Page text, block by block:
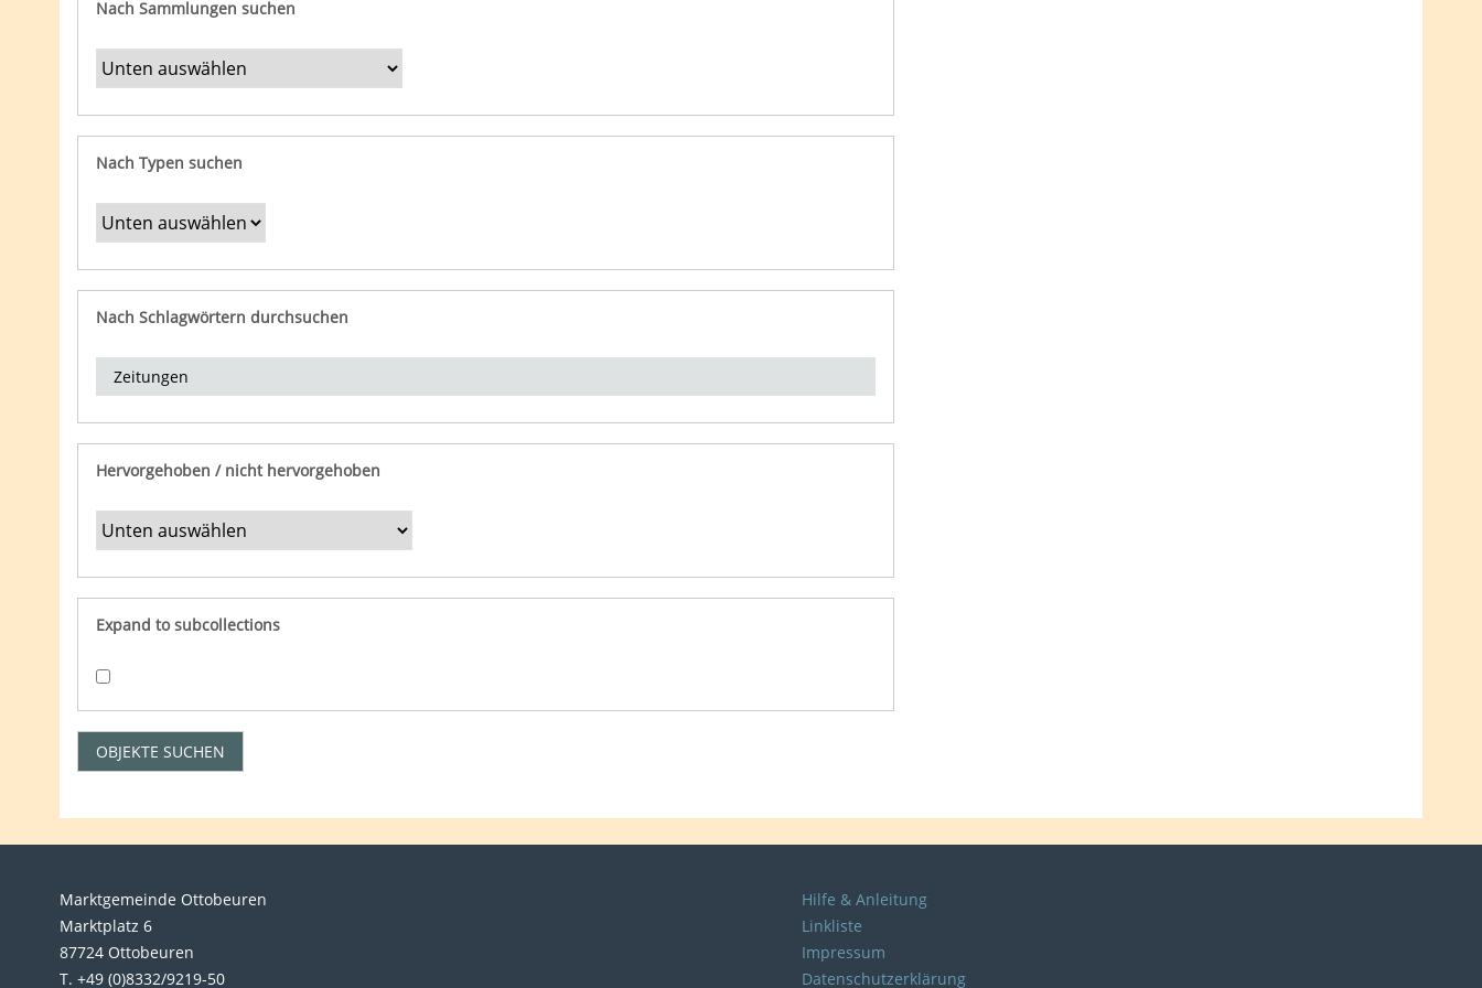
Nach Sammlungen suchen
Nach Typen suchen
Nach Schlagwörtern durchsuchen
Hervorgehoben / nicht hervorgehoben
Expand to subcollections
Marktgemeinde Ottobeuren
Marktplatz 6
87724 Ottobeuren
T. +49 (0)8332/9219-50
Hilfe & Anleitung
Linkliste
Impressum
Datenschutzerklärung